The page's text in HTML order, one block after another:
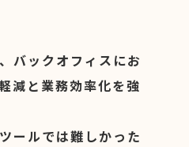
バックオフィスにお
減と業務効率化を強
ールでは難しかった